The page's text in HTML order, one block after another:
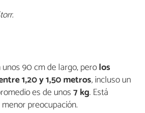
90 cm de largo, perolos
1,20 y 1,50 metros, incluso un
es de unos7 kg. Está
preocupación.